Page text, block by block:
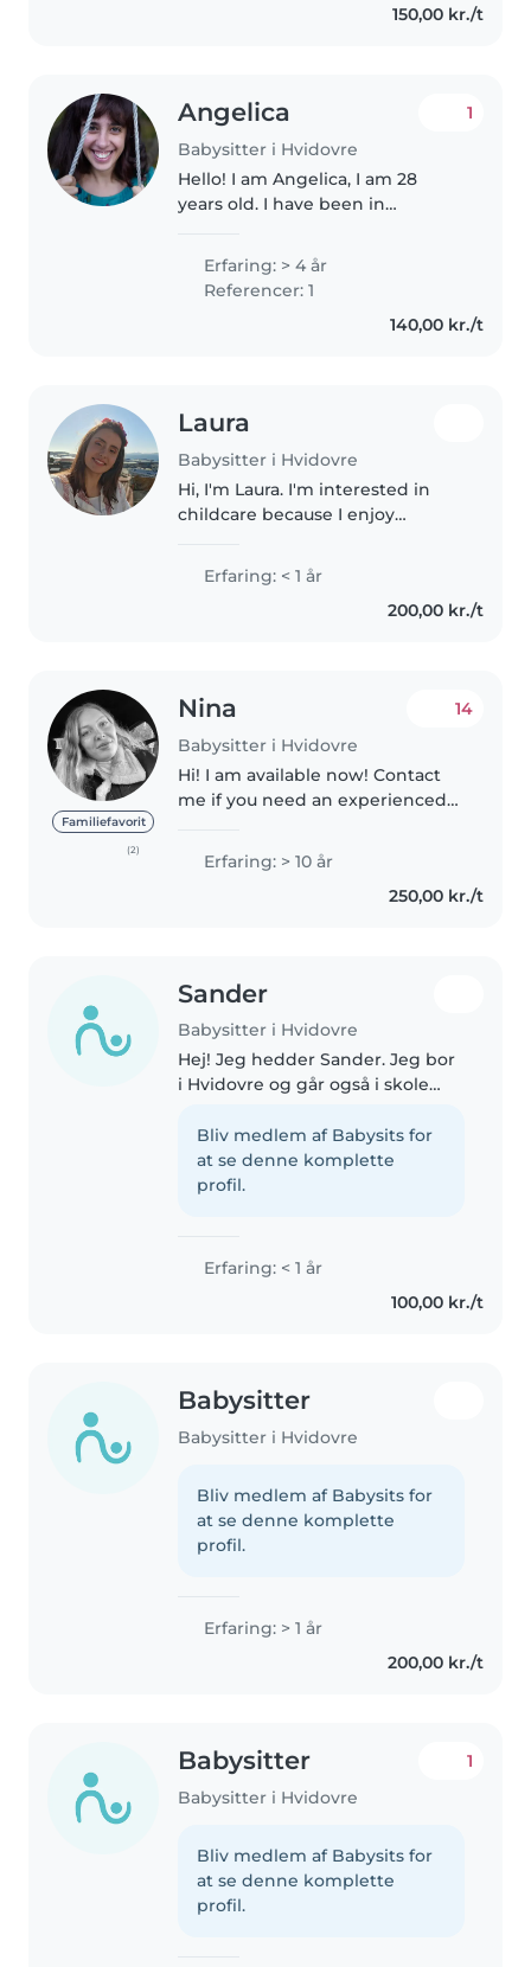
omsorgsfuld person, som er god
150,00 kr./t
Angelica
Babysitter i Hvidovre
1
Hello! I am Angelica, I am 28
years old. I have been in
started my journey here working
as an aupair for one year. I am
currently attending a baking..
Erfaring: > 4 år
Referencer: 1
140,00 kr./t
Laura
Babysitter i Hvidovre
Hi, I'm Laura. I'm interested in
childcare because I enjoy
helping them and learning
together. I would highlight that I
love doing crafts with them,..
Erfaring: < 1 år
200,00 kr./t
Familiefavorit
(2)
Nina
Babysitter i Hvidovre
14
Hi! I am available now! Contact
me if you need an experienced
siden jeg var 16 år gammel og er
nu 29. Jeg plejede at passe to
søde unger, på henholdsvis..
Erfaring: > 10 år
250,00 kr./t
Sander
Babysitter i Hvidovre
Hej! Jeg hedder Sander. Jeg bor
i Hvidovre og går også i skole
plejehjem et par dage om ugen,
det elsker jeg. Jeg kan vildt godt
lide at bruge tid med børn...
Bliv medlem af Babysits for
at se denne komplette
profil.
Erfaring: < 1 år
100,00 kr./t
Babysitter
Babysitter i Hvidovre
Bliv medlem af Babysits for
at se denne komplette
profil.
Erfaring: > 1 år
200,00 kr./t
Babysitter
Babysitter i Hvidovre
1
Bliv medlem af Babysits for
at se denne komplette
profil.